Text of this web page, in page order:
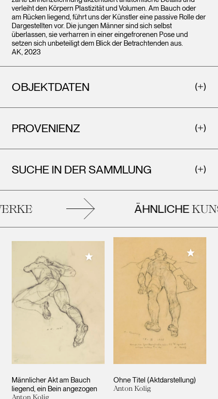
verleiht den Körpern Plastizität und Volumen. Am Bauch oder
am Rücken liegend, führt uns der Künstler eine passive Rolle der
Dargestellten vor. Die jungen Männer sind sich selbst
überlassen, sie verharren in einer eingefrorenen Pose und
setzen sich unbeteiligt dem Blick der Betrachtenden aus.
AK, 2023
OBJEKTDATEN
PROVENIENZ
SUCHE IN DER SAMMLUNG
ÄHNLICHE
Männlicher Akt am Bauch
liegend, ein Bein angezogen
Anton Kolig
Meiner Sammlung hinzufügen
Ohne Titel (Aktdarstellung)
Anton Kolig
Meiner